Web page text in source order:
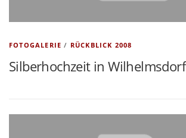
FOTOGALERIE / RÜCKBLICK 2008
Silberhochzeit in Wilhelmsdorf